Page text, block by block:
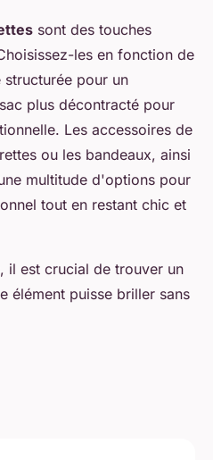
sont des touches
les en fonction de
pour un
plus décontracté pour
Les accessoires de
ou les bandeaux, ainsi
multitude d'options pour
tout en restant chic et
il est crucial de trouver un
élément puisse briller sans